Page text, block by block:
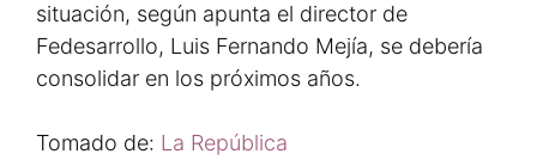
situación, según apunta el director de
Fedesarrollo, Luis Fernando Mejía, se debería
consolidar en los próximos años.
Tomado de: La República